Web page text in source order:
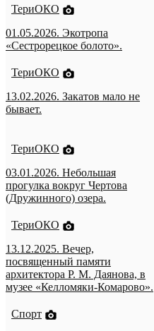
ТериОКО
01.05.2026. Экотропа
«Сестрорецкое болото».
ТериОКО
13.02.2026. Закатов мало не
бывает.
ТериОКО
03.01.2026. Небольшая
прогулка вокруг Чертова
(Дружинного) озера.
ТериОКО
13.12.2025. Вечер,
посвященный памяти
архитектора Р. М. Даянова, в
музее «Келломяки-Комарово».
Спорт